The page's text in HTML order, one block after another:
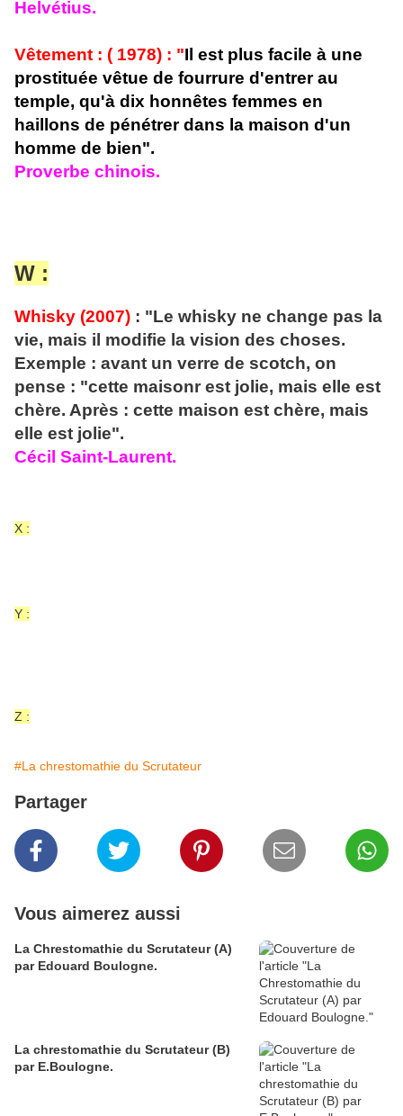
Helvétius.
Vêtement : ( 1978) : "Il est plus facile à une
prostituée vêtue de fourrure d'entrer au
temple, qu'à dix honnêtes femmes en
haillons de pénétrer dans la maison d'un
homme de bien".
Proverbe chinois.
W :
Whisky (2007) : "Le whisky ne change pas la
vie, mais il modifie la vision des choses.
Exemple : avant un verre de scotch, on
pense : "cette maisonr est jolie, mais elle est
chère. Après : cette maison est chère, mais
elle est jolie".
Cécil Saint-Laurent.
X :
Y :
Z :
#La chrestomathie du Scrutateur
Partager
Vous aimerez aussi
La Chrestomathie du Scrutateur (A)
par Edouard Boulogne.
La chrestomathie du Scrutateur (B)
par E.Boulogne.